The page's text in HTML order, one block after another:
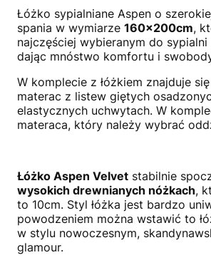
Łóżko sypialniane Aspen o
spania w wymiarze 160x200cm,
najczęściej wybieranym do
dając mnóstwo komfortu i
W komplecie z łóżkiem znajduje
materac z listew giętych
elastycznych uchwytach. W
materaca, który należy wybrać
Łóżko Aspen Velvet stabilnie
wysokich drewnianych nóżkach,
to 10cm. Styl łóżka jest bardzo
powodzeniem można wstawić to
w stylu nowoczesnym,
glamour.